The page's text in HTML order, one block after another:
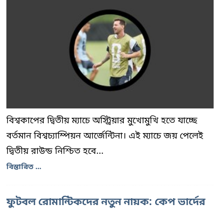
বিশ্বকাপের দ্বিতীয় ম্যাচে অস্ট্রিয়ার মুখোমুখি হতে যাচ্ছে
বর্তমান বিশ্বচ্যাম্পিয়ন আর্জেন্টিনা। এই ম্যাচে জয় পেলেই
দ্বিতীয় রাউন্ড নিশ্চিত হবে...
বিস্তারিত ...
ফুটবল রোমান্টিকদের নতুন নায়ক: কেপ ভার্দের